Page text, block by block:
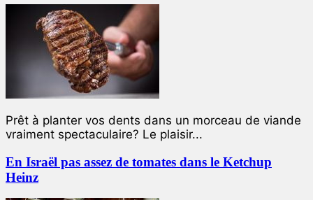
Prêt à planter vos dents dans un morceau de viande
vraiment spectaculaire? Le plaisir...
En Israël pas assez de tomates dans le Ketchup
Heinz